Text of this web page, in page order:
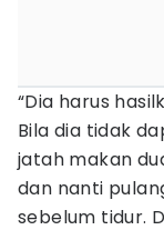
“Dia harus
Bila dia tidak
jatah makan
dan nanti
sebelum tidur.